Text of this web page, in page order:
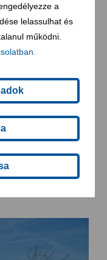
a
lelassulhat és
működni.
nap
gyűjtési és
és kezelő
tanácsadó
biztosítani tudjuk
mindenben
megoldást a